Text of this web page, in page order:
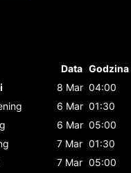
Data Godzina
8 Mar 04:00
6 Mar 01:30
6 Mar 05:00
7 Mar 01:30
7 Mar 05:00